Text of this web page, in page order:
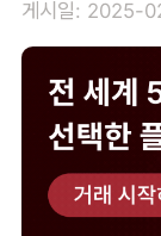
게시일: 2025-